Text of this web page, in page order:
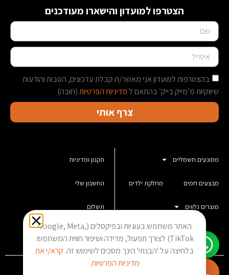
הצטרפו למועדון והישארו מעודכנים
בהצטרפות למועדון אני מאשר/ת קבלת עדכונים, הטבות והודעות
שיווקיות מ’מייק בייק’ בהתאם למדיניות הפרטיות(חובה)
צרף אותי
ממונעים חשמליים
מבצעים חמים מחלקת ילדים
מוצרים נלווים
תקנון ומדיניות
החשבון שלי
תשלום
סל קניות
מייק בייק אילת Copyright © 2023
האתר משתמש בעוגיות ובפיקסלים (Google, Meta,
TikTok) לצורך תפעול, מדידה ושיפור חווית המשתמש.
בלחיצה על 'הבנתי' הינך מסכים לשימוש זה. קרא/י את
מדיניות הפרטיות.